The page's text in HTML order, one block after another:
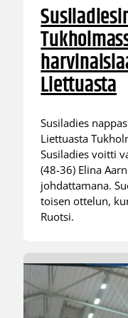
Liettuasta
Susiladies
Liettuasta
Susiladies voitti
(48-36) Elina
johdattamana.
toisen ottelun,
Ruotsi.